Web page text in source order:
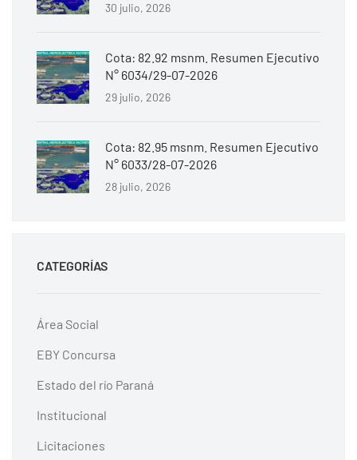
30 julio, 2026
Cota: 82.92 msnm. Resumen Ejecutivo
N° 6034/29-07-2026
29 julio, 2026
Cota: 82.95 msnm. Resumen Ejecutivo
N° 6033/28-07-2026
28 julio, 2026
CATEGORÍAS
Área Social
EBY Concursa
Estado del río Paraná
Institucional
Licitaciones